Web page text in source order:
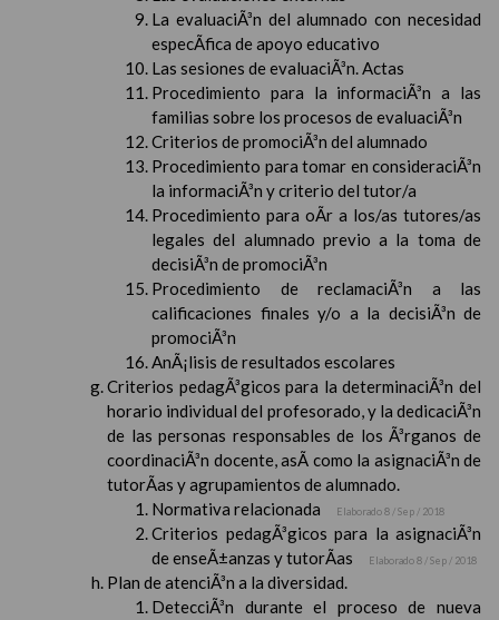
La evaluaciÃ³n del alumnado con necesidad
especÃ­fica de apoyo educativo
Las sesiones de evaluaciÃ³n. Actas
Procedimiento para la informaciÃ³n a las
familias sobre los procesos de evaluaciÃ³n
Criterios de promociÃ³n del alumnado
Procedimiento para tomar en consideraciÃ³n
la informaciÃ³n y criterio del tutor/a
Procedimiento para oÃ­r a los/as tutores/as
legales del alumnado previo a la toma de
decisiÃ³n de promociÃ³n
Procedimiento de reclamaciÃ³n a las
calificaciones finales y/o a la decisiÃ³n de
promociÃ³n
AnÃ¡lisis de resultados escolares
Criterios pedagÃ³gicos para la determinaciÃ³n del
horario individual del profesorado, y la dedicaciÃ³n
de las personas responsables de los Ã³rganos de
coordinaciÃ³n docente, asÃ­ como la asignaciÃ³n de
tutorÃ­as y agrupamientos de alumnado.
Normativa relacionada
Elaborado 8 / Sep / 2018
Criterios pedagÃ³gicos para la asignaciÃ³n
de enseÃ±anzas y tutorÃ­as
Elaborado 8 / Sep / 2018
Plan de atenciÃ³n a la diversidad.
DetecciÃ³n durante el proceso de nueva